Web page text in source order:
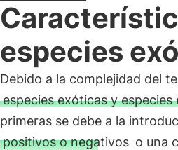
especies
Debido a la complejidad del
especies exóticas y
primeras se debe a la
positivos o negativos o una